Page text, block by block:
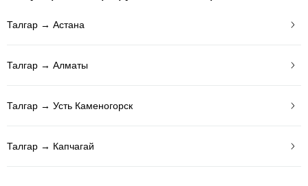
Талгар → Астана
Талгар → Алматы
Талгар → Усть Каменогорск
Талгар → Капчагай